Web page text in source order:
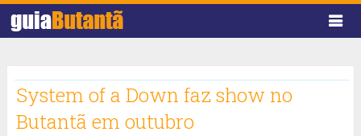
System of a Down faz show no
Butantã em outubro